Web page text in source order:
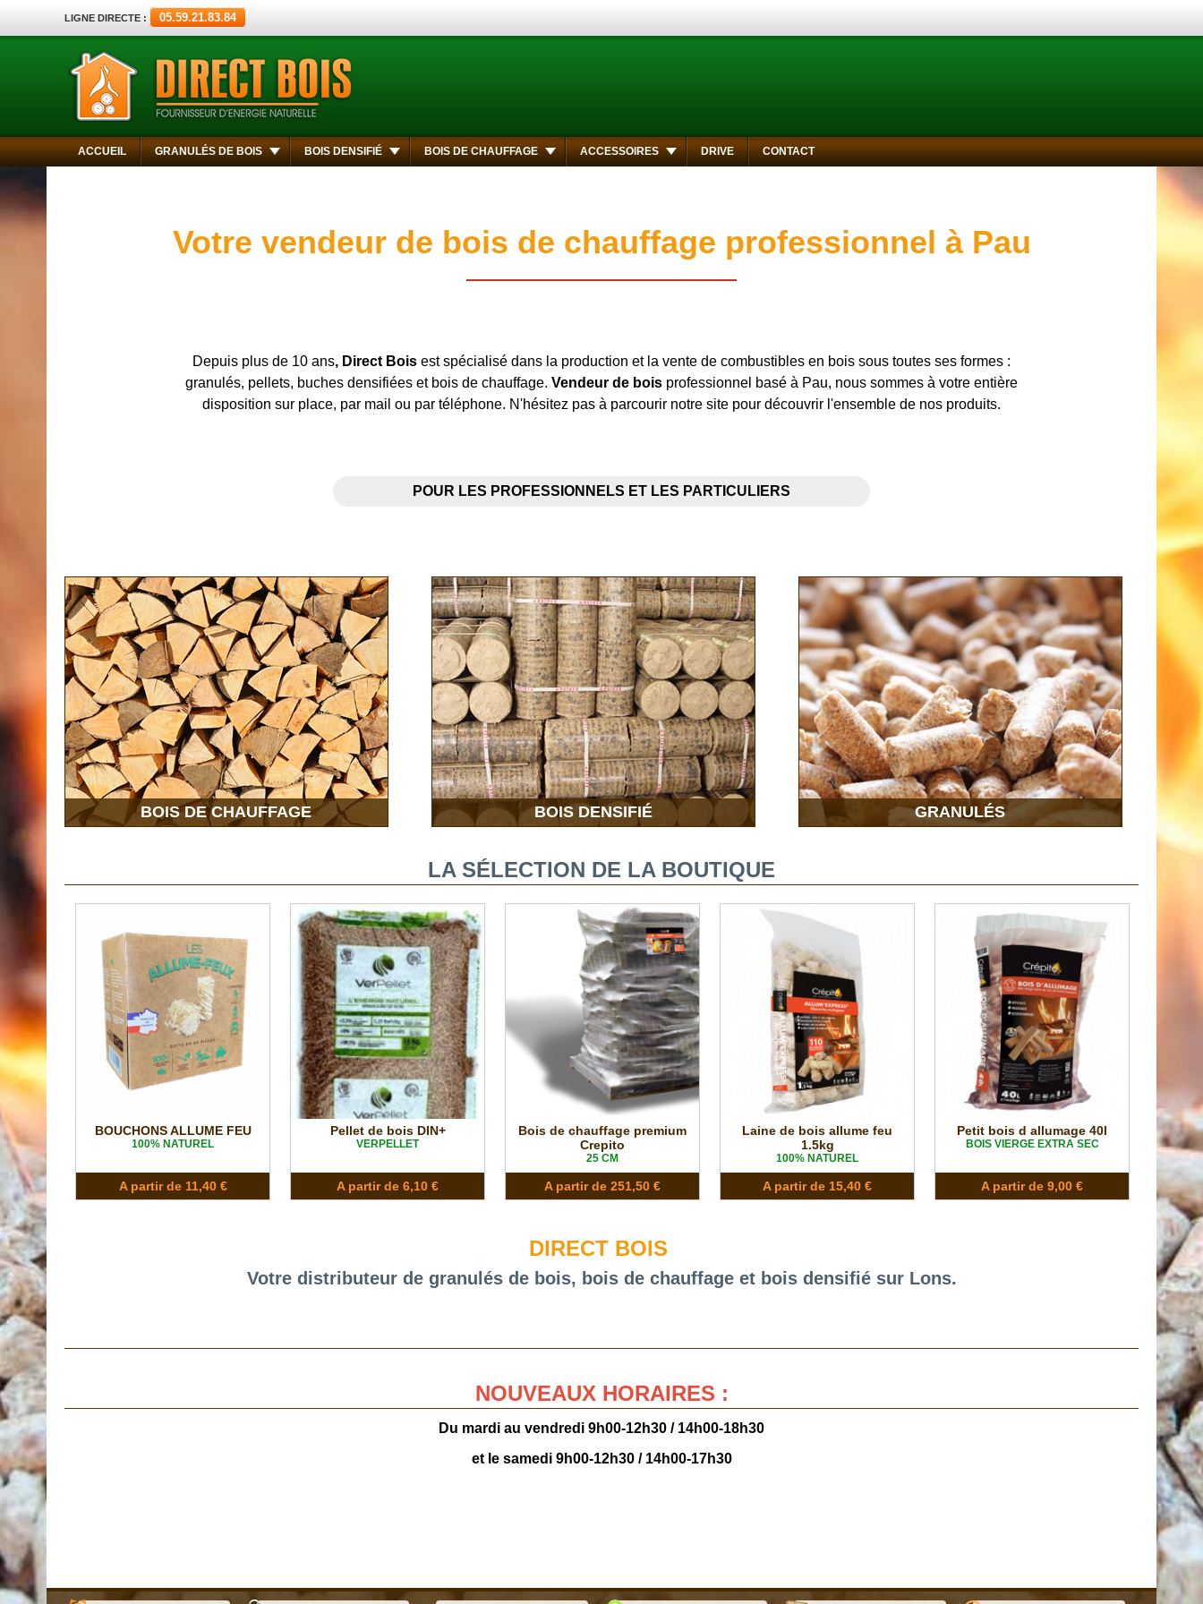
LIGNE DIRECTE : 05.59.21.83.84
ACCUEIL GRANULÉS DE BOIS BOIS DENSIFIÉ BOIS DE CHAUFFAGE ACCESSOIRES DRIVE CONTACT
Votre vendeur de bois de chauffage professionnel à Pau
Depuis plus de 10 ans, Direct Bois est spécialisé dans la production et la vente de combustibles en bois sous toutes ses formes :
granulés, pellets, buches densifiées et bois de chauffage. Vendeur de bois professionnel basé à Pau, nous sommes à votre entière
disposition sur place, par mail ou par téléphone. N'hésitez pas à parcourir notre site pour découvrir l'ensemble de nos produits.
POUR LES PROFESSIONNELS ET LES PARTICULIERS
BOIS DE CHAUFFAGE BOIS DENSIFIÉ GRANULÉS
LA SÉLECTION DE LA BOUTIQUE
BOUCHONS ALLUME FEU
100% NATUREL
A partir de 11,40 €
Pellet de bois DIN+
VERPELLET
A partir de 6,10 €
Bois de chauffage premium
Crepito
25 CM
A partir de 251,50 €
Laine de bois allume feu
1.5kg
100% NATUREL
A partir de 15,40 €
Petit bois d allumage 40l
BOIS VIERGE EXTRA SEC
A partir de 9,00 €
DIRECT BOIS
Votre distributeur de granulés de bois, bois de chauffage et bois densifié sur Lons.
NOUVEAUX HORAIRES :
Du mardi au vendredi 9h00-12h30 / 14h00-18h30
et le samedi 9h00-12h30 / 14h00-17h30